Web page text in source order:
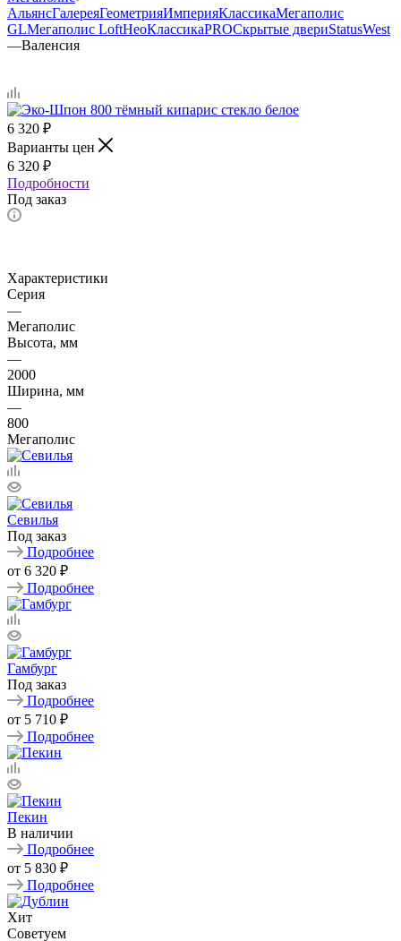
АльянсГалереяГеометрияИмперияКлассикаМегаполис
GLМегаполис LoftНеоКлассикаPROСкрытые двериStatusWest
—Валенсия
6 320 ₽
Варианты цен
6 320 ₽
Подробности
Под заказ
Характеристики
Серия
—
Мегаполис
Высота, мм
—
2000
Ширина, мм
—
800
Мегаполис
Севилья
Под заказ
Подробнее
от 6 320 ₽
Подробнее
Гамбург
Под заказ
Подробнее
от 5 710 ₽
Подробнее
Пекин
В наличии
Подробнее
от 5 830 ₽
Подробнее
Хит
Советуем